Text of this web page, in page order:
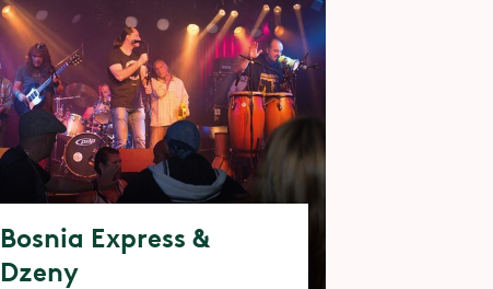
Bosnia Express &
Dzeny